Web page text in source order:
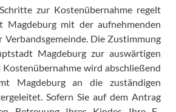
zur Kostenübernahme regelt
Magdeburg mit der aufnehmenden
Verbandsgemeinde. Die Zustimmung
Magdeburg zur auswärtigen
wird abschließend
Magdeburg an die zuständigen
Sofern Sie auf dem Antrag